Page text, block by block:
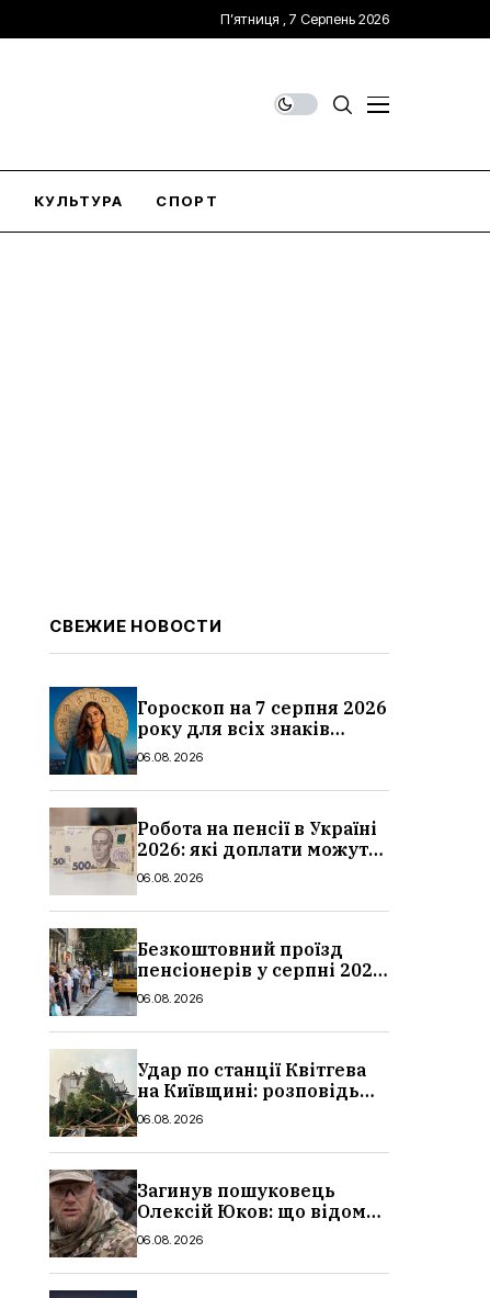
П’ятниця , 7 Серпень 2026
КУЛЬТУРА СПОРТ
СВЕЖИЕ НОВОСТИ
Гороскоп на 7 серпня 2026
року для всіх знаків
зодіаку: кому пощастить у
06.08.2026
Робота на пенсії в Україні
2026: які доплати можуть
скасувати, про що
06.08.2026
Безкоштовний проїзд
пенсіонерів у серпні 2026
в Україні: де діє пільга,
06.08.2026
Удар по станції Квітгева
на Київщині: розповідь
очевидців, як вісім людей
сталося
06.08.2026
Загинув пошуковець
Олексій Юков: що відомо
про його роботу, хто він
06.08.2026